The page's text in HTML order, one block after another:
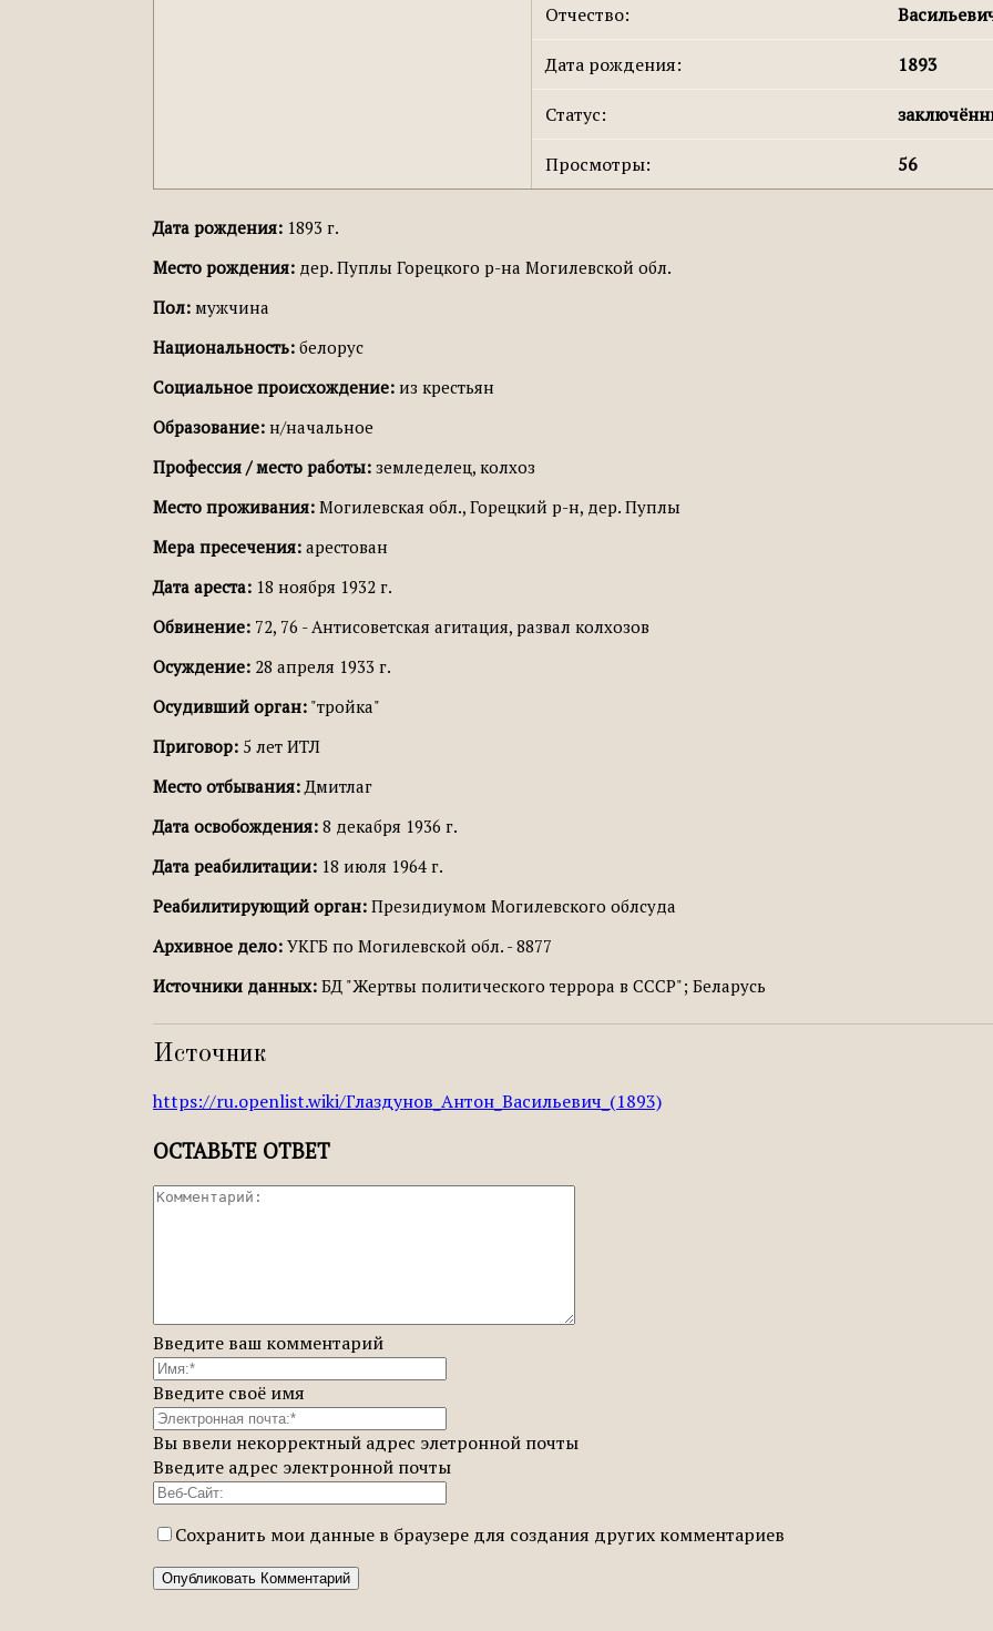
Отчество:
Дата рождения: 1893
Статус:
Просмотры: 56
Дата рождения: 1893 г.
Место рождения: дер. Пуплы Горецкого р-на Могилевской обл.
Пол: мужчина
Национальность: белорус
Социальное происхождение: из крестьян
Образование: н/начальное
Профессия / место работы: земледелец, колхоз
Место проживания: Могилевская обл., Горецкий р-н, дер. Пуплы
Мера пресечения: арестован
Дата ареста: 18 ноября 1932 г.
Обвинение: 72, 76 - Антисоветская агитация, развал колхозов
Осуждение: 28 апреля 1933 г.
Осудивший орган: "тройка"
Приговор: 5 лет ИТЛ
Место отбывания:Дмитлаг
Дата освобождения: 8 декабря 1936 г.
Дата реабилитации: 18 июля 1964 г.
Реабилитирующий орган: Президиумом Могилевского облсуда
Архивное дело: УКГБ по Могилевской обл. - 8877
Источники данных: БД "Жертвы политического террора в СССР"; Беларусь
Источник
https://ru.openlist.wiki/Глаздунов_Антон_Васильевич_(1893)
ОСТАВЬТЕ ОТВЕТ
Введите ваш комментарий
Введите своё имя
Вы ввели некорректный адрес элетронной почты
Введите адрес электронной почты
Сохранить мои данные в браузере для создания других комментариев